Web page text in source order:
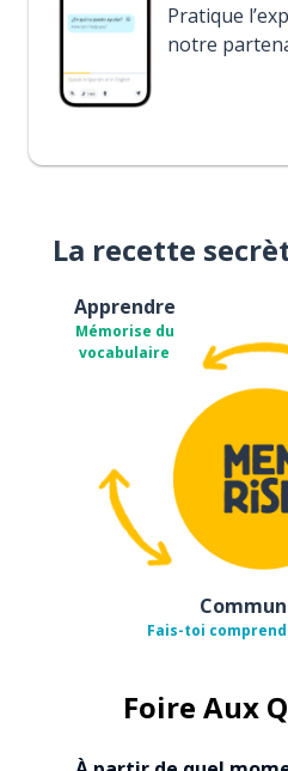
Pratique
notre
La recette
Apprendre
Mémorise du
vocabulaire
Fais-toi
Foire Aux